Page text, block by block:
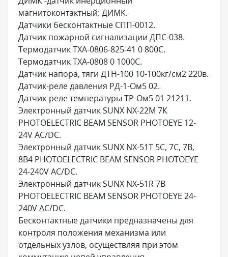
магнитоконтактный: ДИМК.
Датчики бесконтактные СПП-0012.
Датчик пожарной сигнализации ДПС-038.
Термодатчик ТХА-0806-825-41 0 800С.
Термодатчик ТХА-0808 0 1000С.
Датчик напора, тяги ДТН-100 10-100кг/см2 220в.
Датчик-реле давления РД-1-Ом5 02.
Датчик-реле температуры ТР-Ом5 01 21211.
Электронный датчик SUNX NX-22M 7К
PHOTOELECTRIC BEAM SENSOR PHOTOEYE 12-
24V AC/DC.
Электронный датчик SUNX NX-51T 5С, 7С, 7B,
8В4 PHOTOELECTRIC BEAM SENSOR PHOTOEYE
24-240V AC/DC.
Электронный датчик SUNX NX-51R 7B
PHOTOELECTRIC BEAM SENSOR PHOTOEYE 24-
240V AC/DC.
Бесконтактные датчики предназначены для
контроля положения механизма или
отдельных узлов, осуществляя при этом